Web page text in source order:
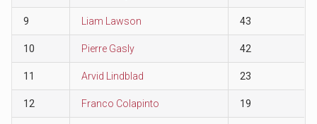
9 Liam Lawson 43
10 Pierre Gasly 42
11 Arvid Lindblad 23
12 Franco Colapinto 19